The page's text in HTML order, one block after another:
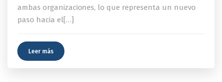
ambas organizaciones, lo que representa un nuevo
paso hacia el[…]
Leer más